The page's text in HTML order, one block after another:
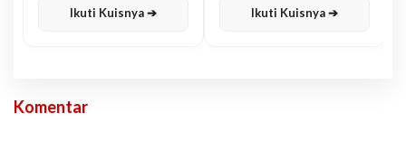
Ikuti Kuisnya ➔ Ikuti Kuisnya ➔
Komentar